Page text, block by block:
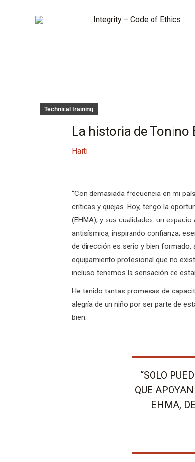
Integrity – Code of Ethics
Technical training
La historia de Tonino
Haití
“Con demasiada frecuencia en mi
críticas y quejas. Hoy, tengo la
(EHMA), y sus cualidades: un
antisísmica, inspirando confianza;
de dirección es serio y bien
equipamiento profesional que no
incluso tenemos la sensación de
He tenido tantas promesas de
alegría de un niño por ser parte de
bien.
“SOLO
QUE
EHMA,